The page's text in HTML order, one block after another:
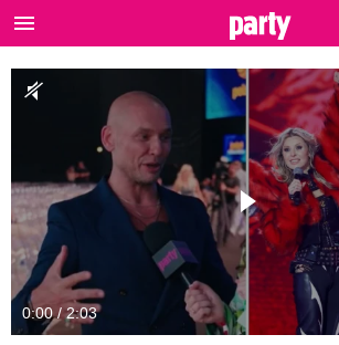
0:00 / 2:03